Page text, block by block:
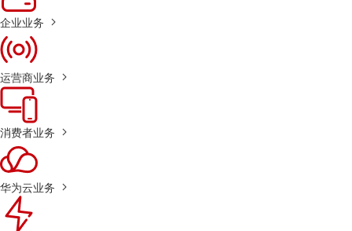
企业业务
运营商业务
消费者业务
华为云业务